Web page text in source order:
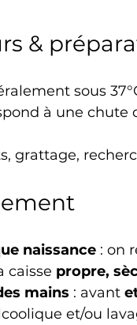
&
sous
à une chute
grattage,
naissance : on
caisse propre,
mains : avant
et/ou